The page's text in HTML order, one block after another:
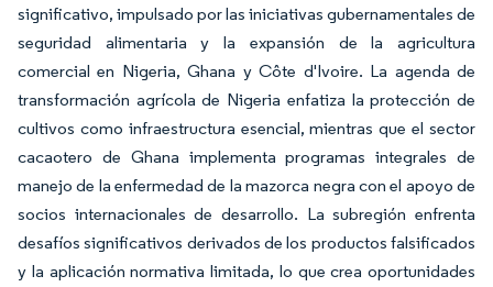
significativo, impulsado por las iniciativas gubernamentales de
seguridad alimentaria y la expansión de la agricultura
comercial en Nigeria, Ghana y Côte d'Ivoire. La agenda de
transformación agrícola de Nigeria enfatiza la protección de
cultivos como infraestructura esencial, mientras que el sector
cacaotero de Ghana implementa programas integrales de
manejo de la enfermedad de la mazorca negra con el apoyo de
socios internacionales de desarrollo. La subregión enfrenta
desafíos significativos derivados de los productos falsificados
y la aplicación normativa limitada, lo que crea oportunidades